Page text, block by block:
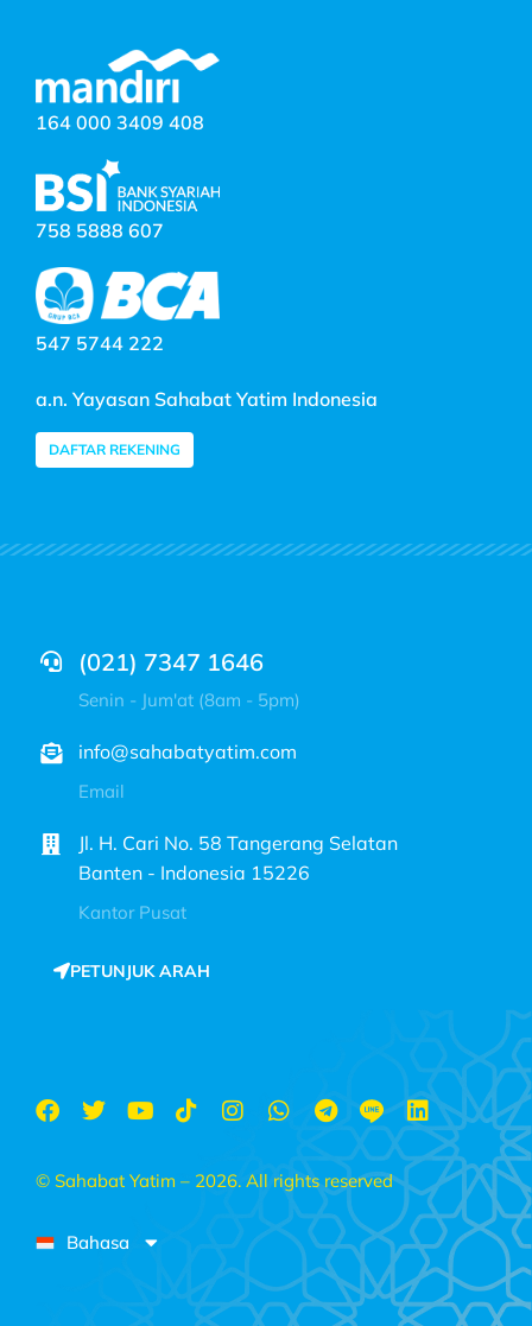
164 000 3409 408
758 5888 607
547 5744 222
a.n. Yayasan Sahabat Yatim Indonesia
DAFTAR REKENING
(021) 7347 1646
Senin - Jum'at (8am - 5pm)
info@sahabatyatim.com
Email
Jl. H. Cari No. 58 Tangerang Selatan
Banten - Indonesia 15226
Kantor Pusat
PETUNJUK ARAH
© Sahabat Yatim – 2026. All rights reserved
Bahasa